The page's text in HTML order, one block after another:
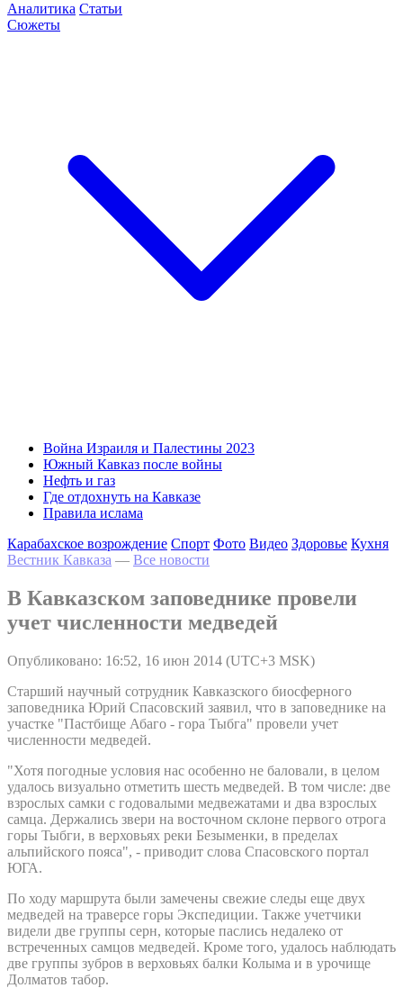
Аналитика Статьи
Сюжеты
Война Израиля и Палестины 2023
Южный Кавказ после войны
Нефть и газ
Где отдохнуть на Кавказе
Правила ислама
Карабахское возрождение Спорт Фото Видео Здоровье Кухня
Вестник Кавказа — Все новости
В Кавказском заповеднике провели
учет численности медведей
Опубликовано: 16:52, 16 июн 2014 (UTC+3 MSK)
Старший научный сотрудник Кавказского биосферного
заповедника Юрий Спасовский заявил, что в заповеднике на
участке "Пастбище Абаго - гора Тыбга" провели учет
численности медведей.
"Хотя погодные условия нас особенно не баловали, в целом
удалось визуально отметить шесть медведей. В том числе: две
взрослых самки с годовалыми медвежатами и два взрослых
самца. Держались звери на восточном склоне первого отрога
горы Тыбги, в верховьях реки Безыменки, в пределах
альпийского пояса", - приводит слова Спасовского портал
ЮГА.
По ходу маршрута были замечены свежие следы еще двух
медведей на траверсе горы Экспедиции. Также учетчики
видели две группы серн, которые паслись недалеко от
встреченных самцов медведей. Кроме того, удалось наблюдать
две группы зубров в верховьях балки Колыма и в урочище
Долматов табор.